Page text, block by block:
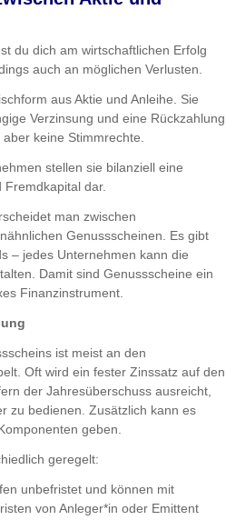
du dich am wirtschaftlichen Erfolg
auch an möglichen Verlusten.
aus Aktie und Anleihe. Sie
Verzinsung und eine Rückzahlung
keine Stimmrechte.
stellen sie bilanziell eine
dar.
man zwischen
Genussscheinen. Es gibt
– jedes Unternehmen kann die
Damit sind Genussscheine ein
Finanzinstrument.
ist meist an den
Oft wird ein fester Zinssatz auf den
der Jahresüberschuss ausreicht,
zu bedienen. Zusätzlich kann es
geben.
geregelt:
unbefristet und können mit
von Anleger*in oder Emittent